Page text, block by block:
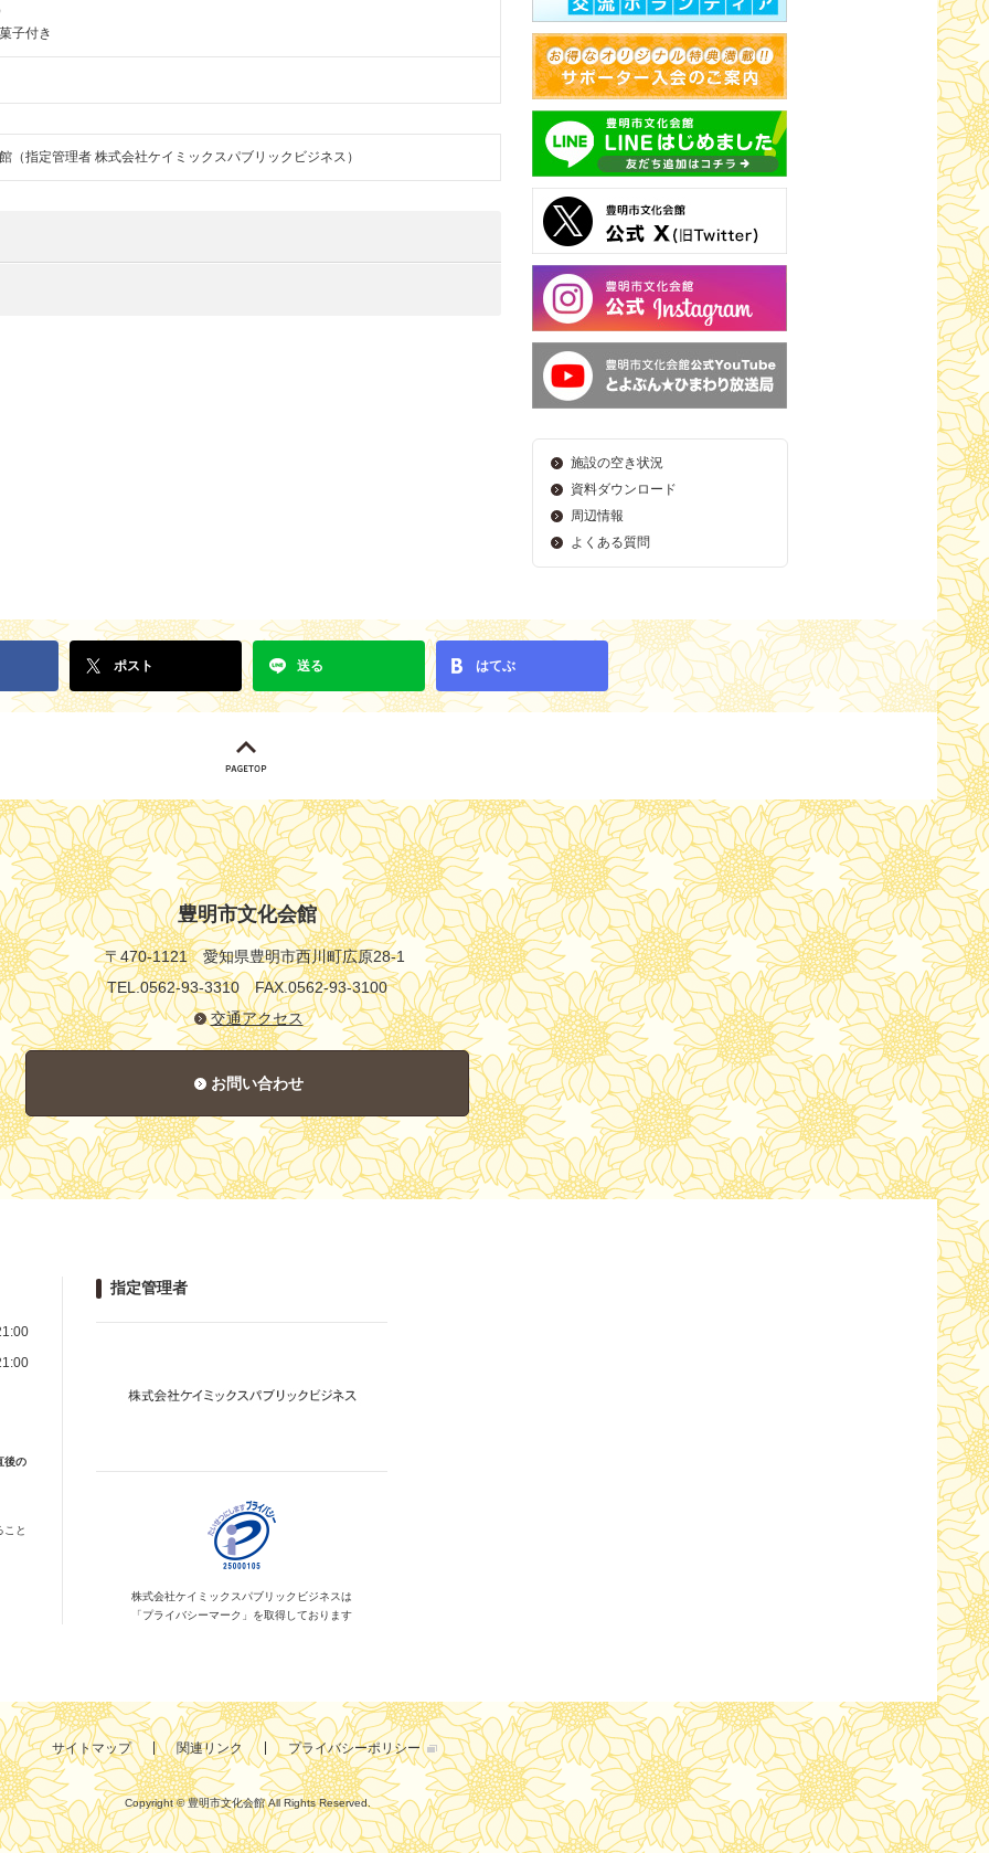
子付き
（指定管理者 株式会社ケイミックスパブリックビジネス）
施設の空き状況
資料ダウンロード
周辺情報
よくある質問
ポスト 送る はてぶ
豊明市文化会館
〒470-1121愛知県豊明市西川町広原28-1
TEL.0562-93-3310FAX.0562-93-3100
交通アクセス
お問い合わせ
後の
こと
指定管理者
株式会社ケイミックス パブリックビジネスは
「プライバシーマーク」を取得しております
サイトマップ 関連リンク プライバシーポリシー
Copyright © 豊明市文化会館All Rights Reserved.